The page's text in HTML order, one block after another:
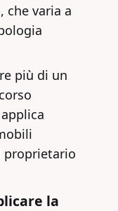
che varia a
più di un
proprietario
la